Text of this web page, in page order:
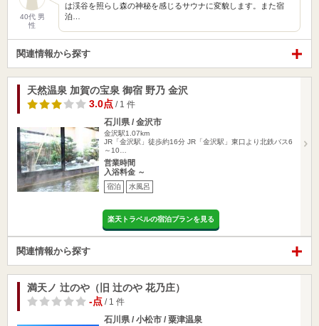
40代 男
性
は渓谷を照らし森の神秘を感じるサウナに変貌します。また宿
泊…
関連情報から探す
天然温泉 加賀の宝泉 御宿 野乃 金沢
3.0点 / 1 件
石川県 / 金沢市
金沢駅1.07km
JR「金沢駅」徒歩約16分 JR「金沢駅」東口より北鉄バス6
～10…
営業時間
入浴料金 ～
宿泊 水風呂
楽天トラベルの宿泊プランを見る
関連情報から探す
満天ノ 辻のや（旧 辻のや 花乃庄）
-点 / 1 件
石川県 / 小松市 / 粟津温泉